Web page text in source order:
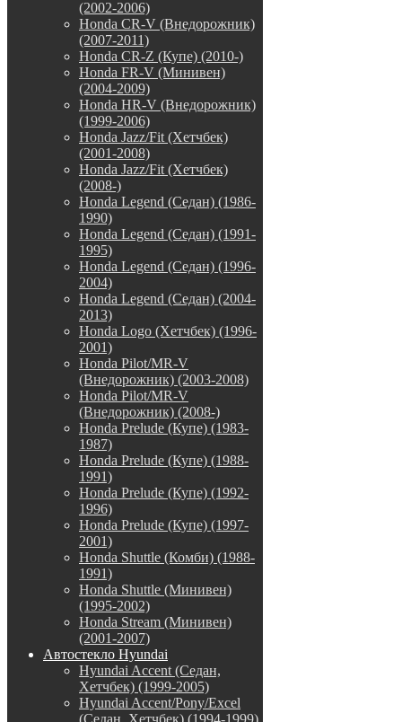
(2002-2006)
Honda CR-V (Внедорожник)
(2007-2011)
Honda CR-Z (Купе) (2010-)
Honda FR-V (Минивен)
(2004-2009)
Honda HR-V (Внедорожник)
(1999-2006)
Honda Jazz/Fit (Хетчбек)
(2001-2008)
Honda Jazz/Fit (Хетчбек)
(2008-)
Honda Legend (Седан) (1986-
1990)
Honda Legend (Седан) (1991-
1995)
Honda Legend (Седан) (1996-
2004)
Honda Legend (Седан) (2004-
2013)
Honda Logo (Хетчбек) (1996-
2001)
Honda Pilot/MR-V
(Внедорожник) (2003-2008)
Honda Pilot/MR-V
(Внедорожник) (2008-)
Honda Prelude (Купе) (1983-
1987)
Honda Prelude (Купе) (1988-
1991)
Honda Prelude (Купе) (1992-
1996)
Honda Prelude (Купе) (1997-
2001)
Honda Shuttle (Комби) (1988-
1991)
Honda Shuttle (Минивен)
(1995-2002)
Honda Stream (Минивен)
(2001-2007)
Автостекло Hyundai
Hyundai Accent (Седан,
Хетчбек) (1999-2005)
Hyundai Accent/Pony/Excel
(Седан, Хетчбек) (1994-1999)